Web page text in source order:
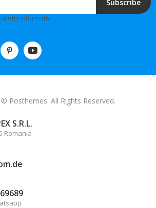
Subscribe
informativ
Posthemes. All Rights Reserved.
S.R.L.
Romania